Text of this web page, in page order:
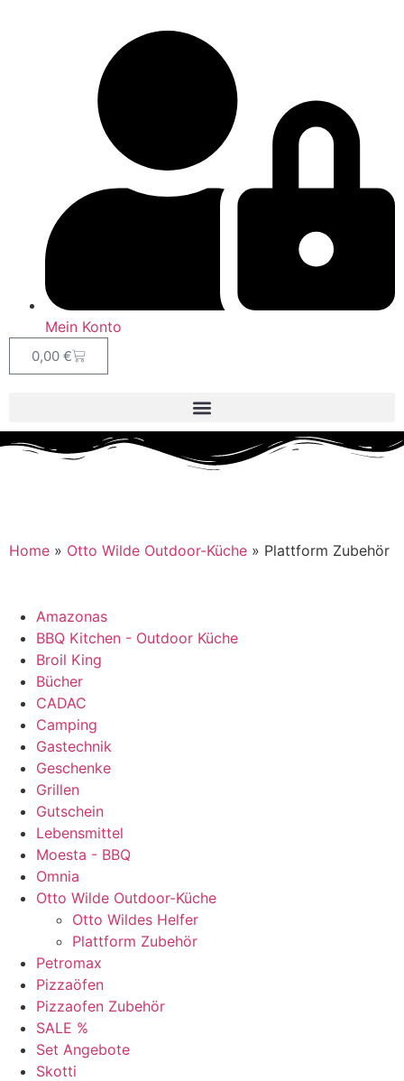
Mein Konto
0,00 €
Home » Otto Wilde Outdoor-Küche » Plattform Zubehör
Amazonas
BBQ Kitchen - Outdoor Küche
Broil King
Bücher
CADAC
Camping
Gastechnik
Geschenke
Grillen
Gutschein
Lebensmittel
Moesta - BBQ
Omnia
Otto Wilde Outdoor-Küche
Otto Wildes Helfer
Plattform Zubehör
Petromax
Pizzaöfen
Pizzaofen Zubehör
SALE %
Set Angebote
Skotti